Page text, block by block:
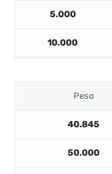
5.000
10.000
Peso
40.845
50.000